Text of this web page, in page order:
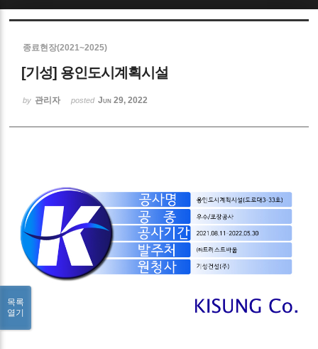
종료현장(2021~2025)
[기성] 용인도시계획시설
by 관리자 posted Jun 29, 2022
목록
열기
Sketchbook5, 스케치북5